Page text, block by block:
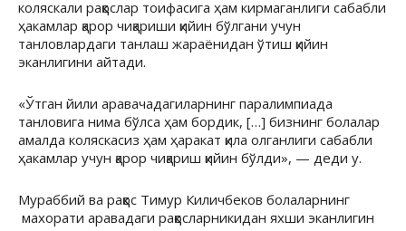
коляскали раққослар тоифасига ҳам кирмаганлиги сабабли
ҳакамлар қарор чиқариши қийин бўлгани учун
танловлардаги танлаш жараёнидан ўтиш қийин
эканлигини айтади.
«Ўтган йили аравачадагиларнинг паралимпиада
танловига нима бўлса ҳам бордик, […] бизнинг болалар
амалда коляскасиз ҳам ҳаракат қила олганлиги сабабли
ҳакамлар учун қарор чиқариш қийин бўлди», — деди у.
Мураббий ва раққос Тимур Киличбеков болаларнинг
махорати аравадаги раққосларникидан яхши эканлигин